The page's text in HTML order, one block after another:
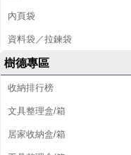
內頁袋
資料袋／拉鍊袋
樹德專區
收納排行榜
文具整理盒/箱
居家收納盒/箱